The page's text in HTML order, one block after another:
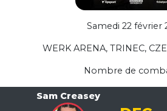
Samedi 22 février
WERK ARENA, TRINEC,
Nombre de
Sam Creasey